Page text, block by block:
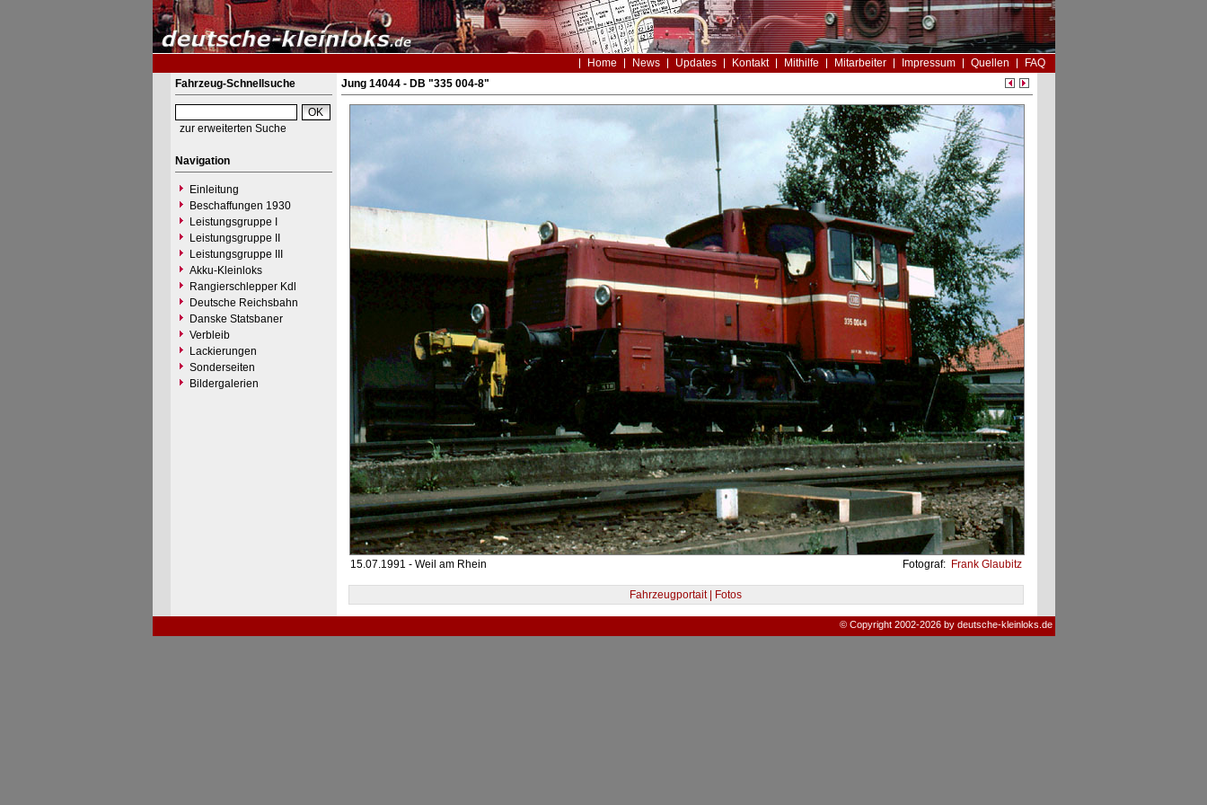
Home News Updates Kontakt Mithilfe Mitarbeiter Impressum Quellen
FAQ
Fahrzeug-Schnellsuche
zur erweiterten Suche
Navigation
Einleitung
Beschaffungen 1930
Leistungsgruppe I
Leistungsgruppe II
Leistungsgruppe III
Akku-Kleinloks
Rangierschlepper Kdl
Deutsche Reichsbahn
Danske Statsbaner
Verbleib
Lackierungen
Sonderseiten
Bildergalerien
Jung 14044 - DB "335 004-8"
15.07.1991 - Weil am Rhein Fotograf: Frank Glaubitz
Fahrzeugportait | Fotos
© Copyright 2002-2026 by deutsche-kleinloks.de